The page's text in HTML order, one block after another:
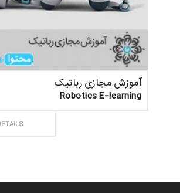
آموزش مجازی رباتیک
Robotics E-learning